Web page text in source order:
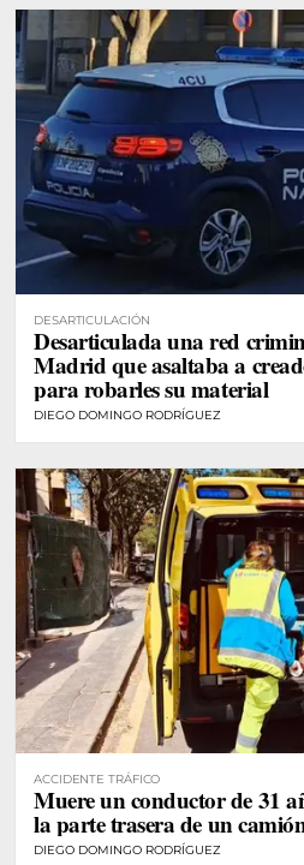
DESARTICULACIÓN
Desarticulada una red
Madrid que asaltaba a
para robarles su material
DIEGO DOMINGO RODRÍGUEZ
ACCIDENTE TRÁFICO
Muere un conductor de 31
la parte trasera de un
DIEGO DOMINGO RODRÍGUEZ